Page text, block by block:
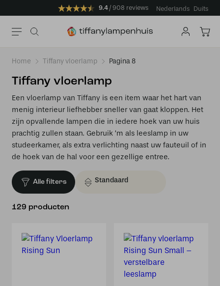
9.4 908 reviews Nederlands Duits
Home Tiffany vloerlamp Pagina 8
Tiffany vloerlamp
Een vloerlamp van Tiffany is een item waar het hart van
menig interieur liefhebber sneller van gaat kloppen. Het
zijn opvallende lampen die in iedere hoek van uw huis
prachtig zullen staan. Gebruik ‘m als leeslamp in uw
studeerkamer, als extra verlichting naast uw fauteuil of in
de hoek van de hal voor een gezellige entree.
Alle filters
129 producten